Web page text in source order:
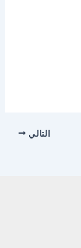
التالي